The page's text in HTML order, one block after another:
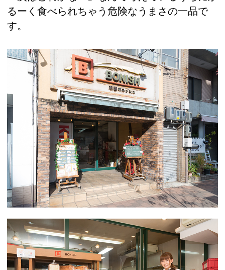
るーく食べられちゃう危険なうまさの一品で
す。